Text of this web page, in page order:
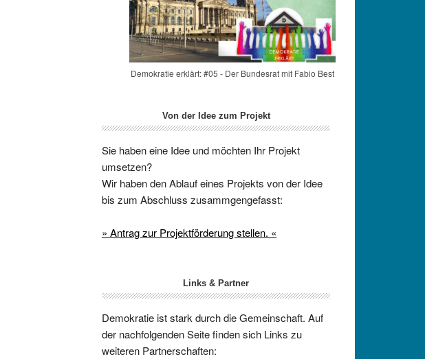
Demokratie erklärt: #05 - Der Bundesrat mit Fabio Best
Von der Idee zum Projekt
Sie haben eine Idee und möchten Ihr Projekt
umsetzen?
Wir haben den Ablauf eines Projekts von der Idee
bis zum Abschluss zusammgengefasst:
» Antrag zur Projektförderung stellen. «
Links & Partner
Demokratie ist stark durch die Gemeinschaft. Auf
der nachfolgenden Seite finden sich Links zu
weiteren Partnerschaften: